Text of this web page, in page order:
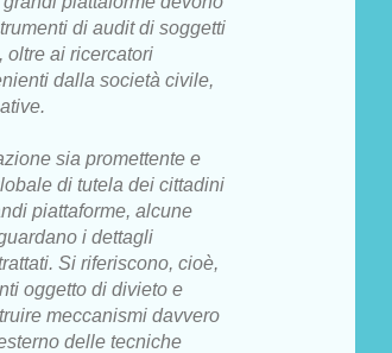
di audit di soggetti
oltre ai ricercatori
dalla società civile,
sia promettente e
di tutela dei cittadini
piattaforme, alcune
i dettagli
Si riferiscono, cioè,
oggetto di divieto e
meccanismi davvero
delle tecniche